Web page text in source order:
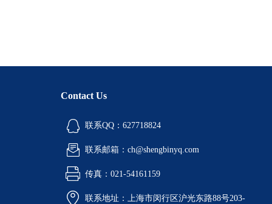
Contact Us
联系QQ：627718824
联系邮箱：ch@shengbinyq.com
传真：021-54161159
联系地址：上海市闵行区沪光东路88号203-